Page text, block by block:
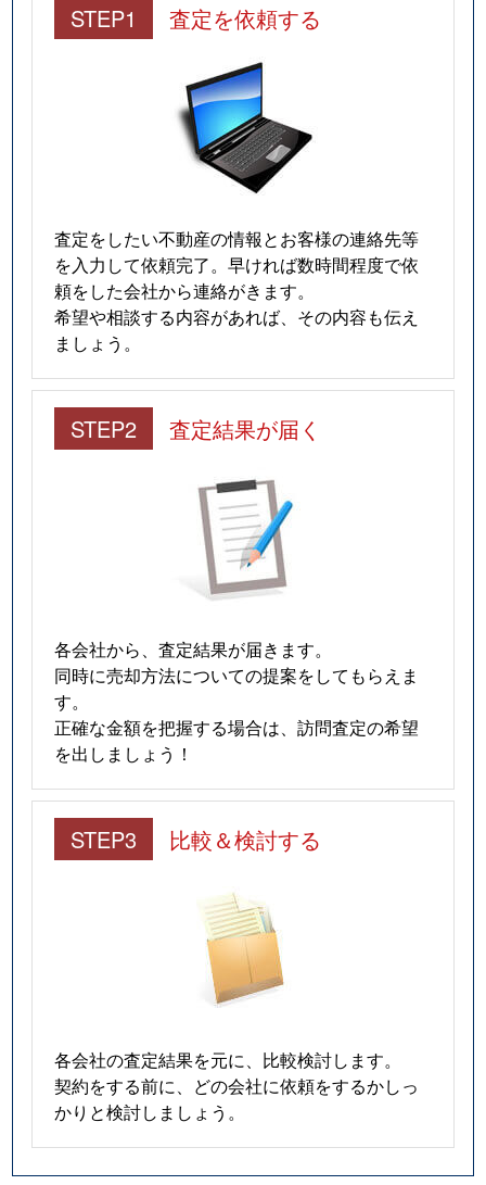
STEP1 査定を依頼する
査定をしたい不動産の情報とお客様の連絡先等
を入力して依頼完了。早ければ数時間程度で依
頼をした会社から連絡がきます。
希望や相談する内容があれば、その内容も伝え
ましょう。
STEP2 査定結果が届く
各会社から、査定結果が届きます。
同時に売却方法についての提案をしてもらえま
す。
正確な金額を把握する場合は、訪問査定の希望
を出しましょう！
STEP3 比較＆検討する
各会社の査定結果を元に、比較検討します。
契約をする前に、どの会社に依頼をするかしっ
かりと検討しましょう。